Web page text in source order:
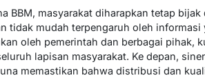
BBM, masyarakat diharapkan tetap
tidak mudah terpengaruh oleh
oleh pemerintah dan berbagai pihak,
lapisan masyarakat. Ke depan,
memastikan bahwa distribusi dan